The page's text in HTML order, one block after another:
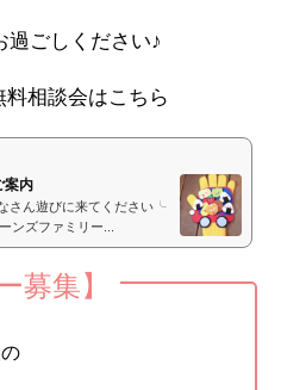
ごしください♪
相談会はこちら
案内
さん遊びに来てください╰
ズファミリー...
募集】